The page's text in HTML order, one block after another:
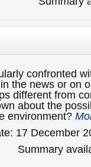
confronted
the news or on
different from
about the
environment?
17 December
Summary